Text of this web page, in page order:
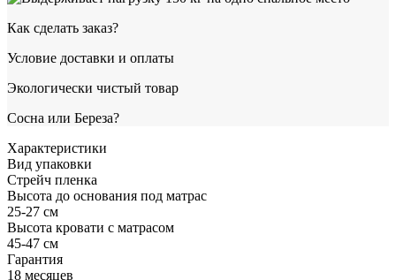
Как сделать заказ?
Условие доставки и оплаты
Экологически чистый товар
Сосна или Береза?
Характеристики
Вид упаковки
Стрейч пленка
Высота до основания под матрас
25-27 см
Высота кровати с матрасом
45-47 см
Гарантия
18 месяцев